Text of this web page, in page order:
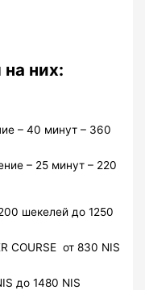
них:
– 40 минут – 360
– 25 минут – 220
шекелей до 1250
COURSE от 830 NIS
до 1480 NIS